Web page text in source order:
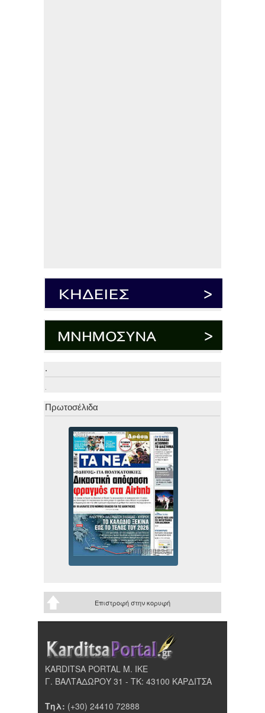
.
Πρωτοσέλιδα
Επιστροφή στην κορυφή
KARDITSA PORTAL Μ. ΙΚΕ
Γ. ΒΑΛΤΑΔΩΡΟΥ 31 - ΤΚ: 43100 ΚΑΡΔΙΤΣΑ
Τηλ: (+30) 24410 72888